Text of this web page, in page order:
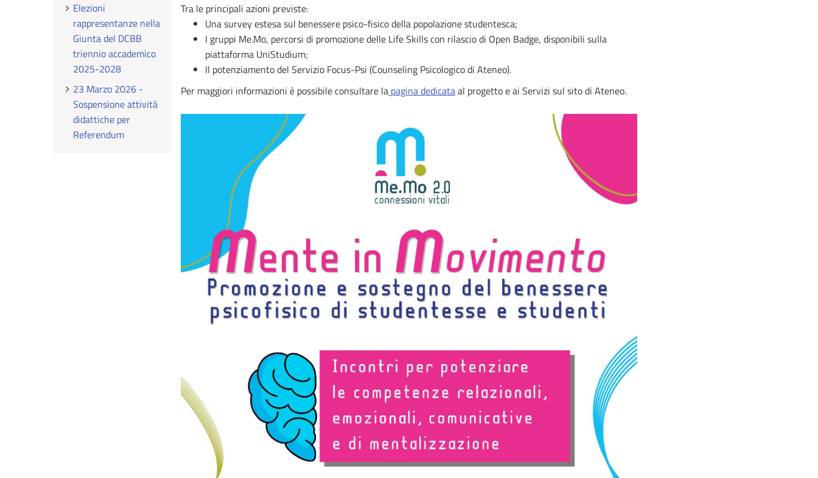
Tra le principali azioni previste:
Una survey estesa sul benessere psico-fisico della popolazione studentesca;
I gruppi Me.Mo, percorsi di promozione delle Life Skills con rilascio di Open Badge, disponibili sulla
piattaforma UniStudium;
Il potenziamento del Servizio Focus-Psi (Counseling Psicologico di Ateneo).
Per maggiori informazioni è possibile consultare la pagina dedicataal progetto e ai Servizi sul sito di Ateneo.
Elezioni
rappresentanze nella
Giunta del DCBB
triennio accademico
2025-2028
23 Marzo 2026 -
Sospensione attività
didattiche per
Referendum